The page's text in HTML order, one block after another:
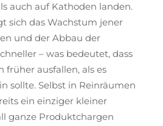
auch auf Kathoden landen.
sich das Wachstum jener
und der Abbau der
– was bedeutet, dass
ausfallen, als es
sollte. Selbst in Reinräumen
ein einziger kleiner
ganze Produktchargen